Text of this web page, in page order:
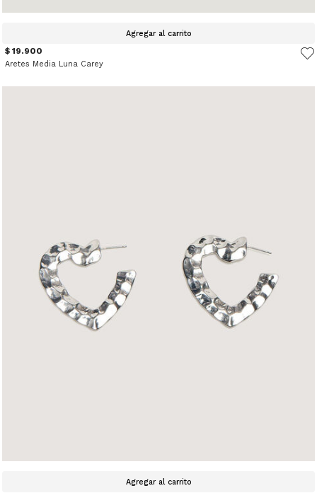
Agregar al carrito
$ 19.900
Aretes Media Luna Carey
Agregar al carrito